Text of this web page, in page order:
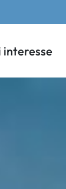
interesse